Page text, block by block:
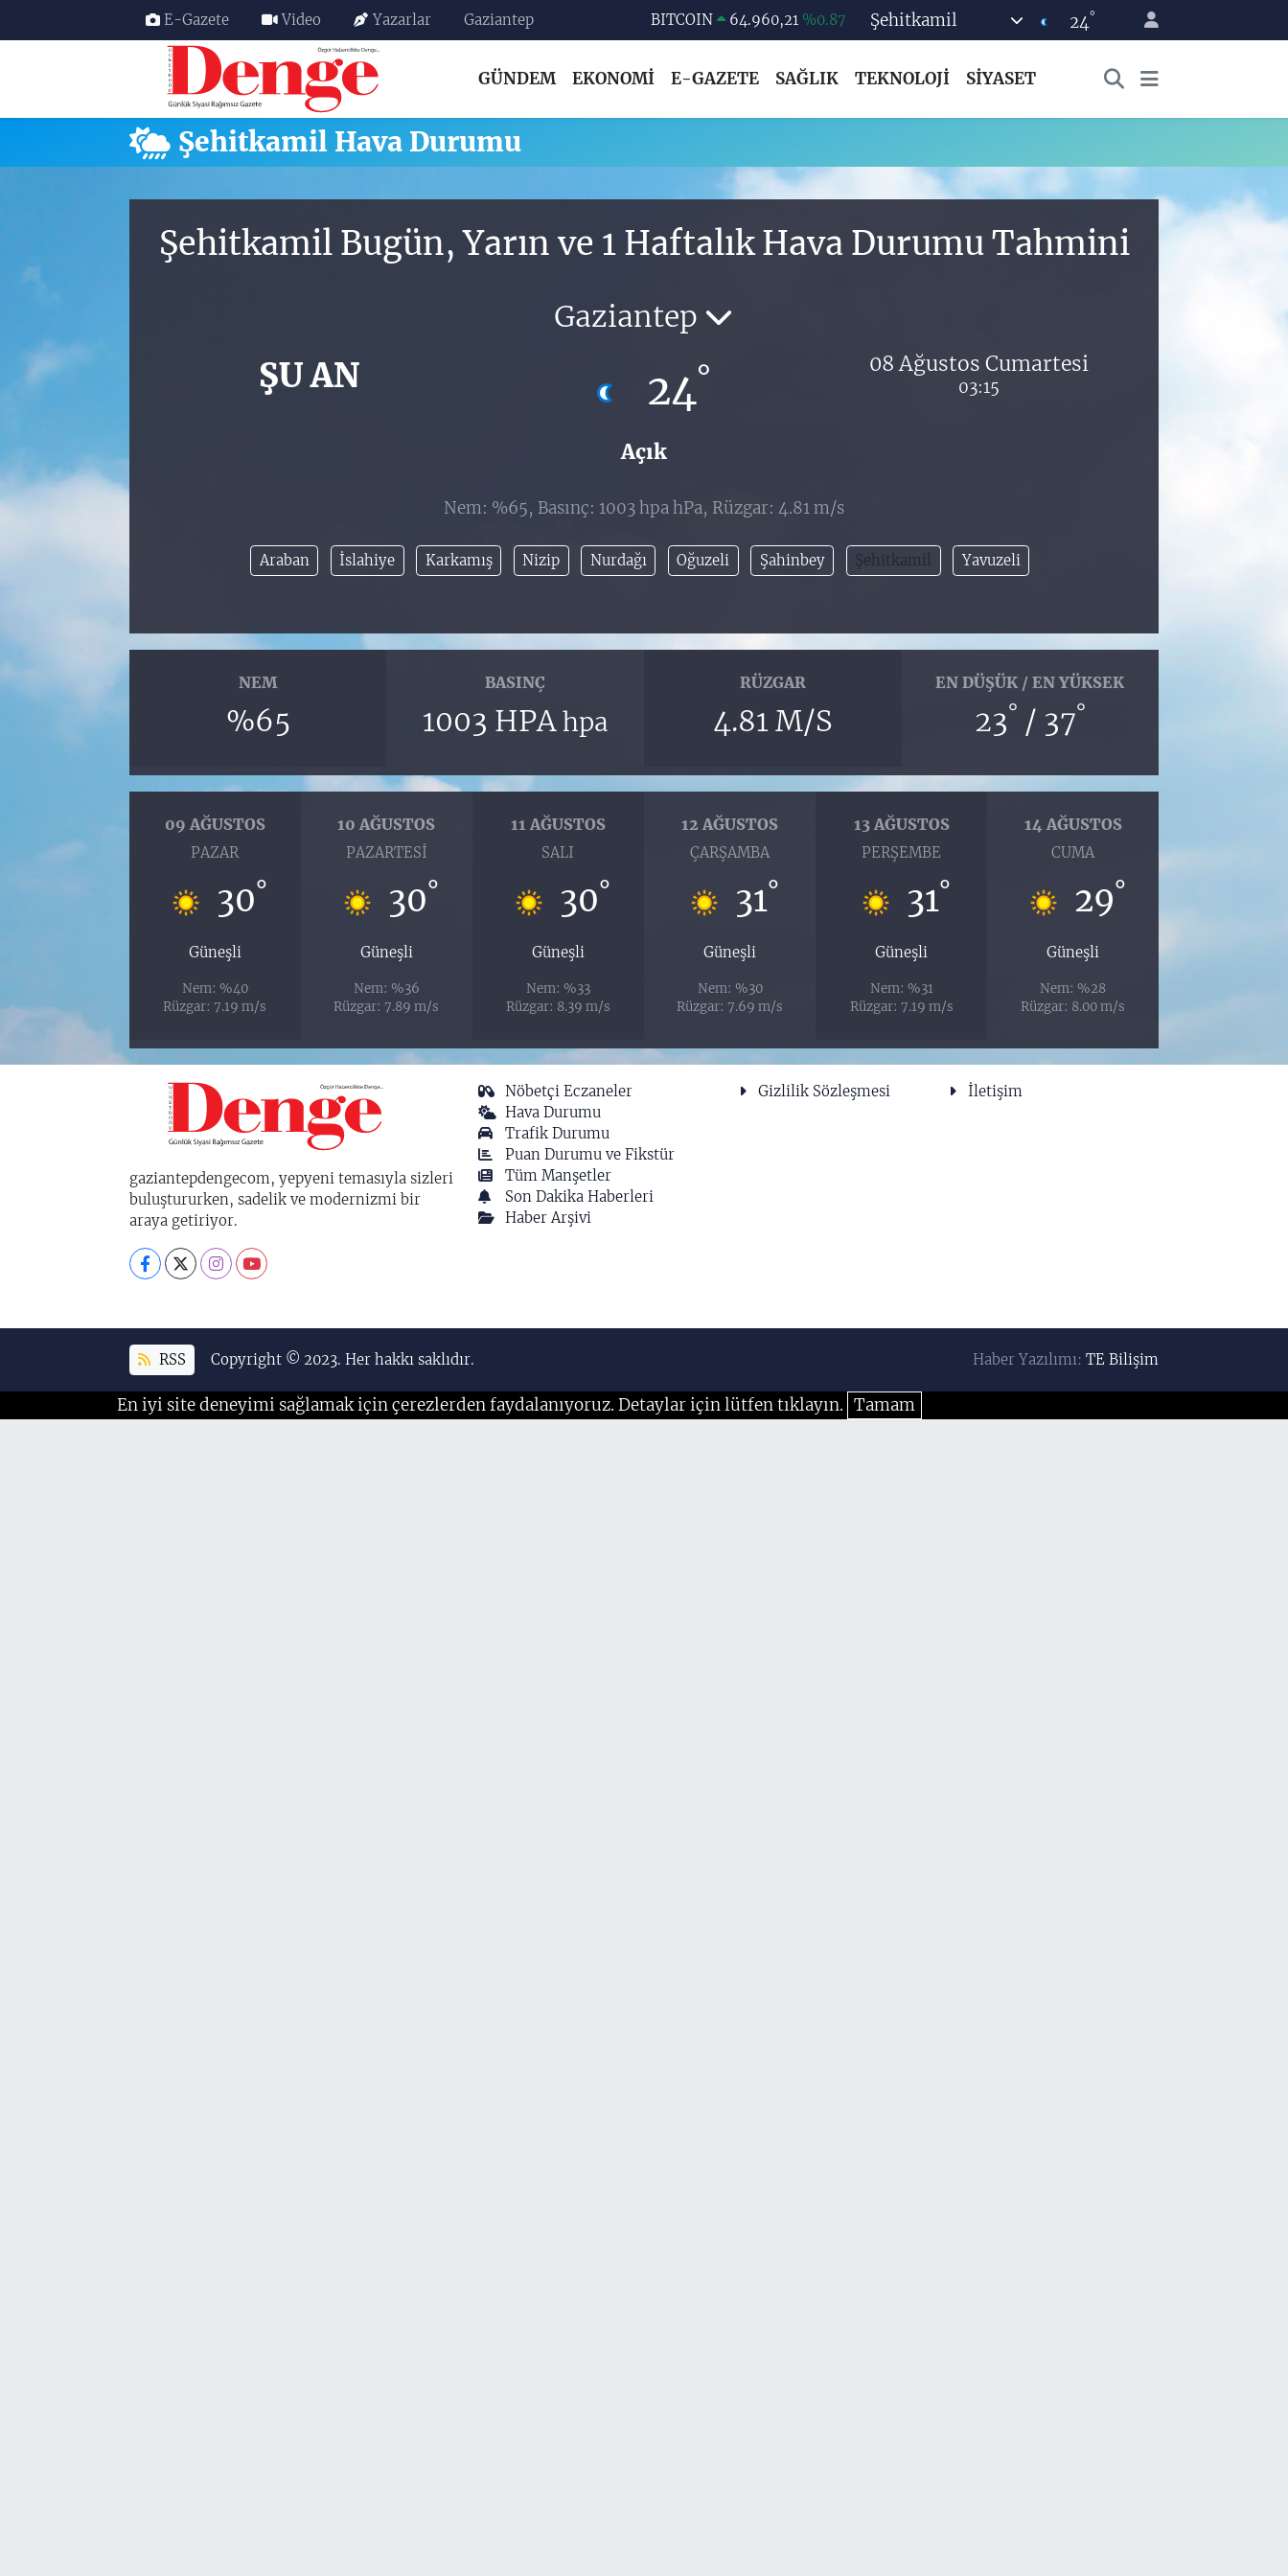
E-Gazete Video Yazarlar Gaziantep BITCOIN 64.960,21 %0.87
EURO
55,2510 %0.32
STERLİN
64,4811 %0.38
BİST100
13.779
Şehitkamil 24°
GÜNDEM EKONOMİ E-GAZETE SAĞLIK TEKNOLOJİ SİYASET
Şehitkamil Hava Durumu
Şehitkamil Bugün, Yarın ve 1 Haftalık Hava Durumu Tahmini
ŞU AN
Gaziantep
24°
Açık
08 Ağustos Cumartesi
03:15
Nem: %65, Basınç: 1003 hpa hPa, Rüzgar: 4.81 m/s
Araban İslahiye Karkamış Nizip Nurdağı Oğuzeli Şahinbey Şehitkamil Yavuzeli
NEM
%65
BASINÇ
1003 HPAhpa
RÜZGAR
4.81 M/S
EN DÜŞÜK / EN YÜKSEK
23° / 37°
09 AĞUSTOS
PAZAR
30°
Güneşli
Nem: %40
Rüzgar: 7.19 m/s
10 AĞUSTOS
PAZARTESI
30°
Güneşli
Nem: %36
Rüzgar: 7.89 m/s
11 AĞUSTOS
SALI
30°
Güneşli
Nem: %33
Rüzgar: 8.39 m/s
12 AĞUSTOS
ÇARŞAMBA
31°
Güneşli
Nem: %30
Rüzgar: 7.69 m/s
13 AĞUSTOS
PERŞEMBE
31°
Güneşli
Nem: %31
Rüzgar: 7.19 m/s
14 AĞUSTOS
CUMA
29°
Güneşli
Nem: %28
Rüzgar: 8.00 m/s
gaziantepdengecom, yepyeni temasıyla sizleri
buluştururken, sadelik ve modernizmi bir
araya getiriyor.
Nöbetçi Eczaneler
Hava Durumu
Trafik Durumu
Puan Durumu ve Fikstür
Tüm Manşetler
Son Dakika Haberleri
Haber Arşivi
Gizlilik Sözleşmesi İletişim
RSS Copyright © 2023. Her hakkı saklıdır. Haber Yazılımı:TE Bilişim
En iyi site deneyimi sağlamak için çerezlerden faydalanıyoruz. Detaylar için lütfen tıklayın. Tamam
Nöbetçi Eczaneler
Hava Durumu
Trafik Durumu
Tüm Manşetler